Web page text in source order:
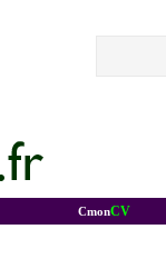
CmonCV